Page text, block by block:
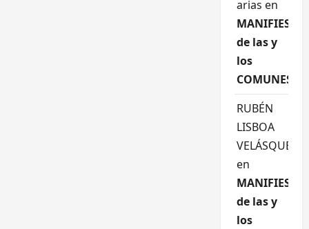
arias en
MANIFIESTO
de las y
los
COMUNES
RUBÉN
LISBOA
VELÁSQUEZ
en
MANIFIESTO
de las y
los